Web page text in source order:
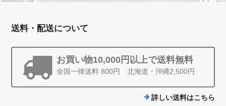
送料・配送について
お買い物10,000円以上で送料無料
全国一律送料 800円 北海道・沖縄2,500円
詳しい送料はこちら